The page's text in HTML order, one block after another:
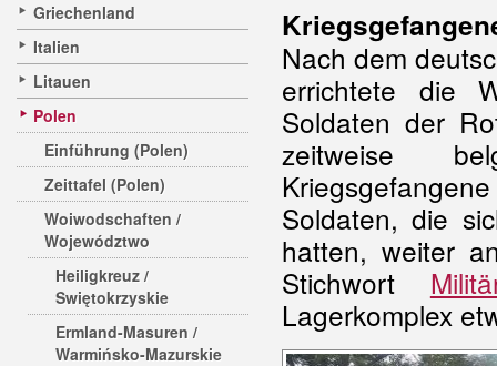
Griechenland
Italien
Litauen
Polen
Einführung (Polen)
Zeittafel (Polen)
Woiwodschaften /
Województwo
Heiligkreuz /
Swiętokrzyskie
Ermland-Masuren /
Warmińsko-Mazurskie
Nach dem
errichtete die
Soldaten der
zeitweise
Soldaten, die
hatten, weiter
Stichwort
Lagerkomplex